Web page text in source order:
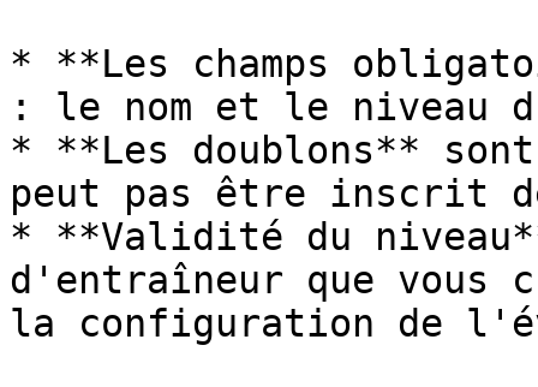
* **Les champs
: le nom et le niveau
* **Les doublons**
peut pas être inscrit
* **Validité du
d'entraîneur que vous
la configuration de